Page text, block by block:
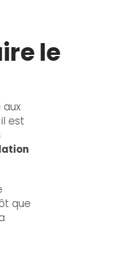
le
est
que